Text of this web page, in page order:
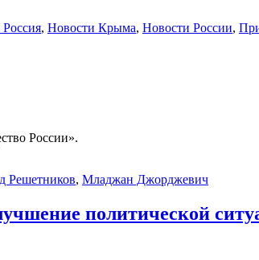
, Новости Крыма, Новости России,
России».
Решетников, Младжан Джорджевич
политической